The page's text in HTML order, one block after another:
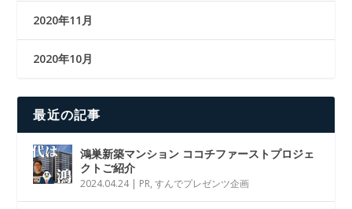
2020年11月
2020年10月
最近の記事
鴻巣新築マンション ココチファーストプロジェ
クトご紹介
2024.04.24| PR,すんでプレゼンツ企画